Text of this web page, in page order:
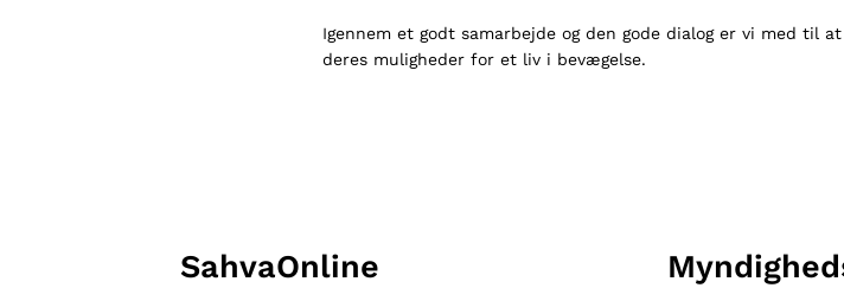
Igennem et godt samarbejde og den gode dialog er vi med til
deres muligheder for et liv i bevægelse.
SahvaOnline